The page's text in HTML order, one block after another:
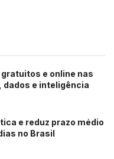
e online nas
dados e inteligência
e reduz prazo médio
no Brasil